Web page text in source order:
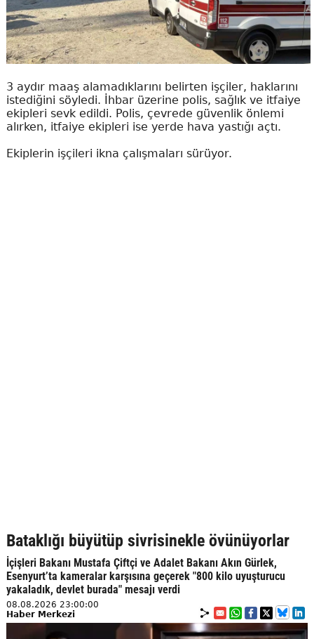
3 aydır maaş alamadıklarını belirten işçiler, haklarını
istediğini söyledi. İhbar üzerine polis, sağlık ve itfaiye
ekipleri sevk edildi. Polis, çevrede güvenlik önlemi
alırken, itfaiye ekipleri ise yerde hava yastığı açtı.
Ekiplerin işçileri ikna çalışmaları sürüyor.
Bataklığı büyütüp sivrisinekle övünüyorlar
İçişleri Bakanı Mustafa Çiftçi ve Adalet Bakanı Akın Gürlek,
Esenyurt’ta kameralar karşısına geçerek "800 kilo uyuşturucu
yakaladık, devlet burada" mesajı verdi
08.08.2026 23:00:00
Haber Merkezi